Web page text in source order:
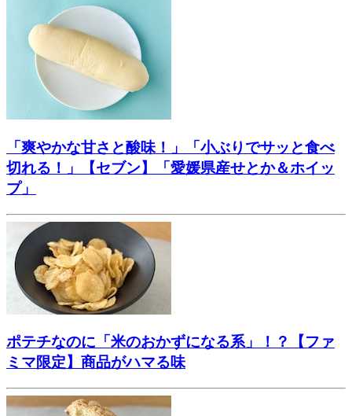
「爽やかな甘さと酸味！」「小ぶりでサッと食べ
切れる！」【セブン】「愛媛県産せとか＆ホイッ
プ」
ポテチなのに「米のおかずになる系」！？【ファ
ミマ限定】商品がハマる味